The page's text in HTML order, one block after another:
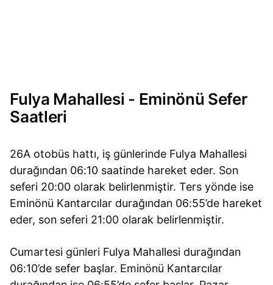
Fulya Mahallesi - Eminönü Sefer
Saatleri
26A otobüs hattı, iş günlerinde Fulya Mahallesi
durağından 06:10 saatinde hareket eder. Son
seferi 20:00 olarak belirlenmiştir. Ters yönde ise
Eminönü Kantarcılar durağından 06:55’de hareket
eder, son seferi 21:00 olarak belirlenmiştir.
Cumartesi günleri Fulya Mahallesi durağından
06:10’de sefer başlar. Eminönü Kantarcılar